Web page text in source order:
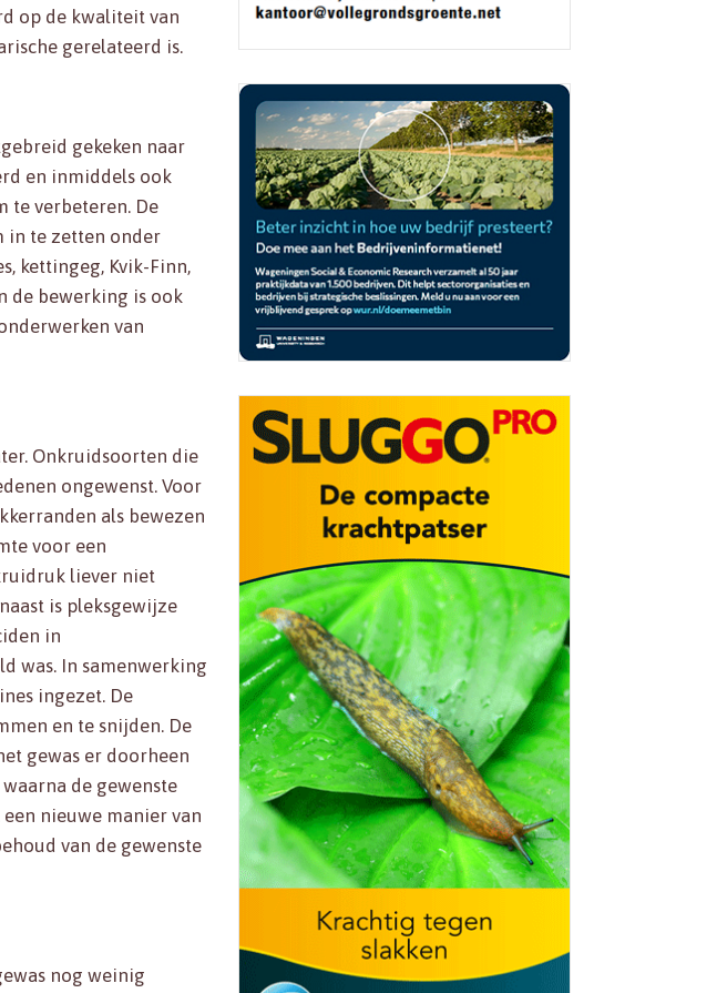
op de kwaliteit van
gerelateerd is.
gekeken naar
en inmiddels ook
te verbeteren. De
in te zetten onder
kettingeg, Kvik-Finn,
de bewerking is ook
van
Onkruidsoorten die
ongewenst. Voor
als bewezen
voor een
liever niet
is pleksgewijze
in
was. In samenwerking
ingezet. De
en te snijden. De
gewas er doorheen
de gewenste
nieuwe manier van
van de gewenste
nog weinig